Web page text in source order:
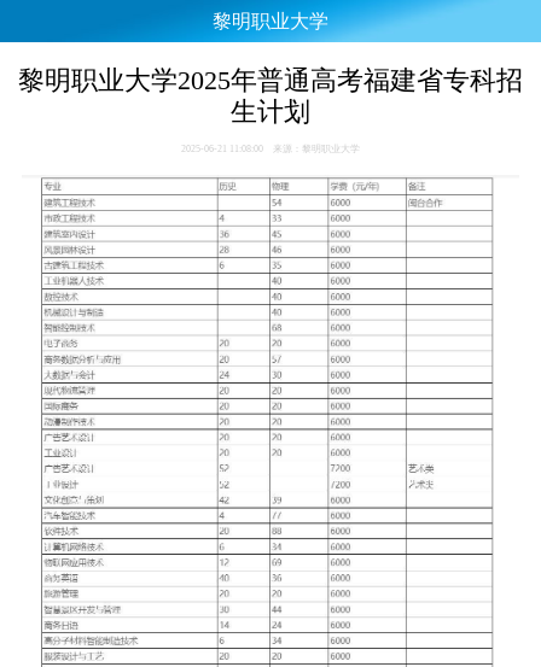
黎明职业大学
黎明职业大学2025年普通高考福建省专科招
生计划
2025-06-21 11:08:00 来源：黎明职业大学